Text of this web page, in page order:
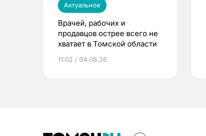
Актуальное
Врачей, рабочих и
продавцов острее всего не
хватает в Томской области
11:02 / 04.08.26